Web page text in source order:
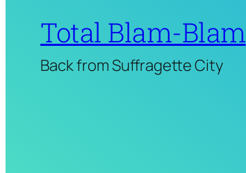
Total Blam-Blam
Back from Suffragette City